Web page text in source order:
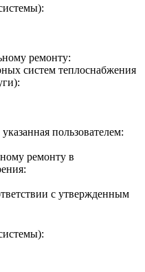
ремонту:
систем теплоснабжения
пользователем:
ремонту в
с утвержденным